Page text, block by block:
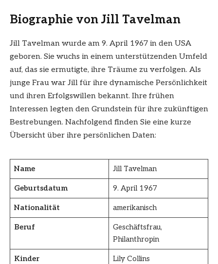
Biographie von Jill Tavelman
Jill Tavelman wurde am 9. April 1967 in den USA
geboren. Sie wuchs in einem unterstützenden Umfeld
auf, das sie ermutigte, ihre Träume zu verfolgen. Als
junge Frau war Jill für ihre dynamische Persönlichkeit
und ihren Erfolgswillen bekannt. Ihre frühen
Interessen legten den Grundstein für ihre zukünftigen
Bestrebungen. Nachfolgend finden Sie eine kurze
Übersicht über ihre persönlichen Daten:
Name Jill Tavelman
Geburtsdatum 9. April 1967
Nationalität amerikanisch
Beruf
Geschäftsfrau,
Philanthropin
Kinder Lily Collins